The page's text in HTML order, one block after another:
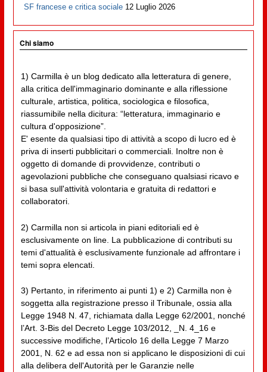
SF francese e critica sociale 12 Luglio 2026
Chi siamo
1) Carmilla è un blog dedicato alla letteratura di genere,
alla critica dell'immaginario dominante e alla riflessione
culturale, artistica, politica, sociologica e filosofica,
riassumibile nella dicitura: “letteratura, immaginario e
cultura d'opposizione”.
E' esente da qualsiasi tipo di attività a scopo di lucro ed è
priva di inserti pubblicitari o commerciali. Inoltre non è
oggetto di domande di provvidenze, contributi o
agevolazioni pubbliche che conseguano qualsiasi ricavo e
si basa sull'attività volontaria e gratuita di redattori e
collaboratori.
2) Carmilla non si articola in piani editoriali ed è
esclusivamente on line. La pubblicazione di contributi su
temi d'attualità è esclusivamente funzionale ad affrontare i
temi sopra elencati.
3) Pertanto, in riferimento ai punti 1) e 2) Carmilla non è
soggetta alla registrazione presso il Tribunale, ossia alla
Legge 1948 N. 47, richiamata dalla Legge 62/2001, nonché
l’Art. 3-Bis del Decreto Legge 103/2012, _N. 4_16 e
successive modifiche, l’Articolo 16 della Legge 7 Marzo
2001, N. 62 e ad essa non si applicano le disposizioni di cui
alla delibera dell'Autorità per le Garanzie nelle